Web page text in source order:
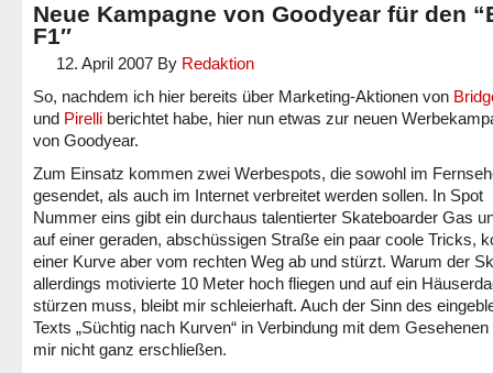
Neue Kampagne von Goodyear für den
F1″
12. April 2007 By Redaktion
So, nachdem ich hier bereits über Marketing-Aktionen von
und Pirelli berichtet habe, hier nun etwas zur neuen
von Goodyear.
Zum Einsatz kommen zwei Werbespots, die sowohl im
gesendet, als auch im Internet verbreitet werden sollen. In Spot
Nummer eins gibt ein durchaus talentierter Skateboarder Gas
auf einer geraden, abschüssigen Straße ein paar coole Tricks,
einer Kurve aber vom rechten Weg ab und stürzt. Warum der
allerdings motivierte 10 Meter hoch fliegen und auf ein
stürzen muss, bleibt mir schleierhaft. Auch der Sinn des
Texts „Süchtig nach Kurven“ in Verbindung mit dem
mir nicht ganz erschließen.